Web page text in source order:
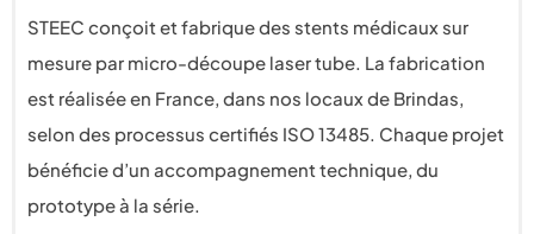
STEEC conçoit et fabrique des stents médicaux sur
mesure par micro-découpe laser tube. La fabrication
est réalisée en France, dans nos locaux de Brindas,
selon des processus certifiés ISO 13485. Chaque projet
bénéficie d’un accompagnement technique, du
prototype à la série.